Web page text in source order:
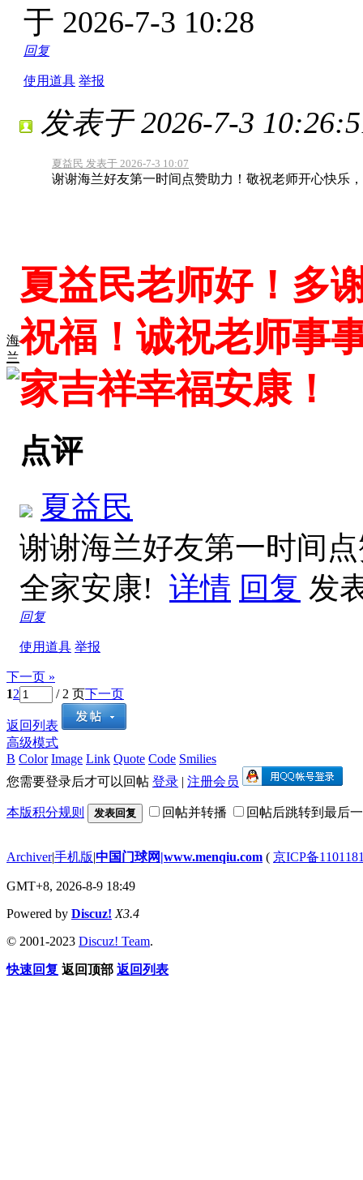
于 2026-7-3 10:28
回复
使用道具 举报
海
兰
发表于 2026-7-3
夏益民 发表于 2026-7-3 10:07
谢谢海兰好友第一时间点赞助力！敬祝老师开心快乐
夏益民老师好！多
祝福！诚祝老师事
家吉祥幸福安康！
点评
夏益民
谢谢海兰好友第一时间
全家安康! 详情 回复 发
回复
使用道具 举报
下一页 »
12 / 2 页下一页
返回列表
高级模式
B Color Image Link Quote Code Smilies
您需要登录后才可以回帖 登录 | 注册会员
本版积分规则 发表回复 回帖并转播 回帖后跳转到最后
Archiver|手机版|中国门球网|www.menqiu.com ( 京ICP备
GMT+8, 2026-8-9 18:49
Powered by Discuz! X3.4
© 2001-2023 Discuz! Team.
快速回复 返回顶部 返回列表